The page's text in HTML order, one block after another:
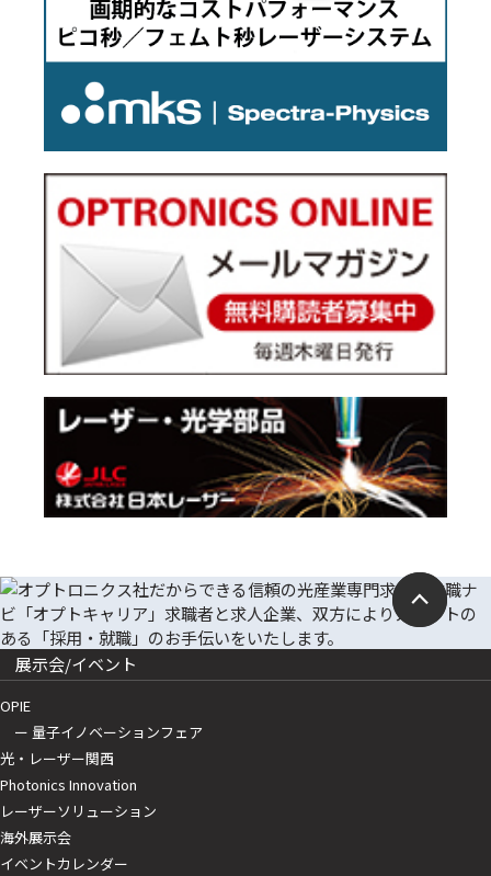
展示会/イベント
OPIE
ー 量子イノベーションフェア
光・レーザー関西
Photonics Innovation
レーザーソリューション
海外展示会
イベントカレンダー